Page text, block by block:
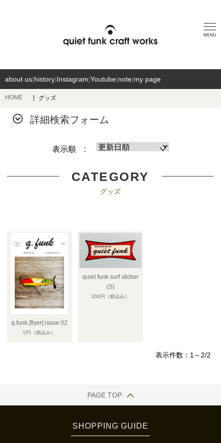
about us|history|Instagram|Youtube|note|my page
HOME グッズ
詳細検索フォーム
表示順 :
CATEGORY
グッズ
q.funk [flyer] issue 02
0円 （税込み）
quiet funk surf sticker
(S)
330円 （税込み）
表示件数：1～2/2
PAGE TOP
SHOPPING GUIDE